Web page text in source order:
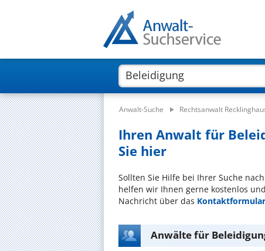
Anwalt-Suche Rechtsanwalt
Ihren Anwalt für
Sie hier
Sollten Sie Hilfe bei Ihrer Suche
helfen wir Ihnen gerne kostenlos
Nachricht über das Kontaktformular
Anwälte für